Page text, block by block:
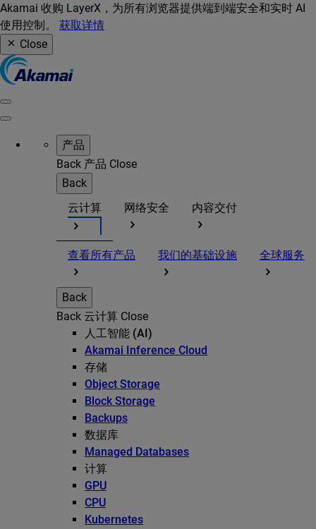
Akamai 收购 LayerX，为所有浏览器提供端到端安全和实时 AI
使用控制。 获取详情
Close
产品
Back 产品 Close
Back
云计算
网络安全 内容交付
查看所有产品 我们的基础设施 全球服务
Back
Back 云计算 Close
人工智能 (AI)
Akamai Inference Cloud
存储
Object Storage
Block Storage
Backups
数据库
Managed Databases
计算
GPU
CPU
Kubernetes